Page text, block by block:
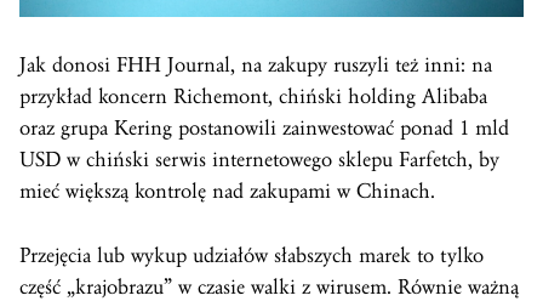
Jak donosi FHH Journal, na zakupy ruszyli też inni: na
przykład koncern Richemont, chiński holding Alibaba
oraz grupa Kering postanowili zainwestować ponad 1 mld
USD w chiński serwis internetowego sklepu Farfetch, by
mieć większą kontrolę nad zakupami w Chinach.
Przejęcia lub wykup udziałów słabszych marek to tylko
część „krajobrazu” w czasie walki z wirusem. Równie ważną